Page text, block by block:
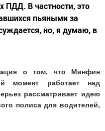
ПДД. В частности, это
пьяными за
но, я думаю, в
о том, что Минфин
момент работает над
рассматривает идею
полиса для водителей,